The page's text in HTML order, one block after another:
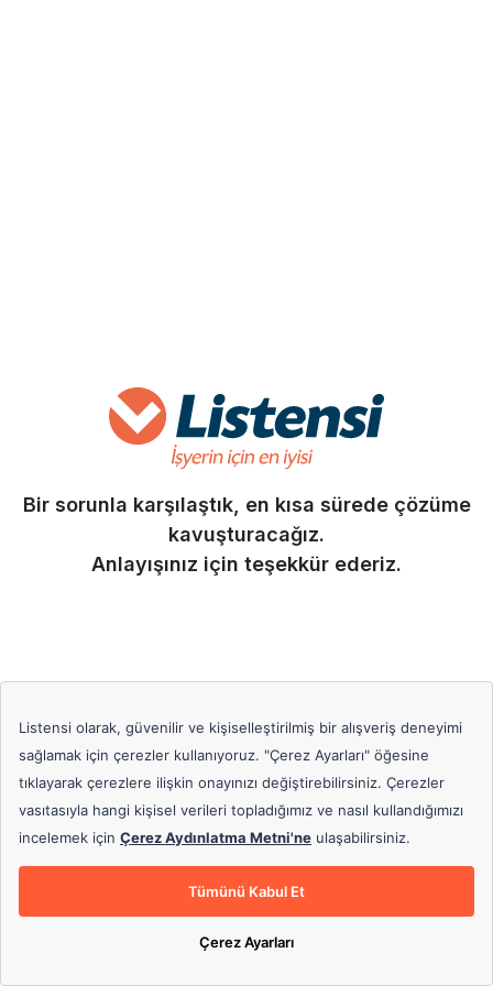
Bir sorunla karşılaştık, en kısa sürede çözüme
kavuşturacağız.
Anlayışınız için teşekkür ederiz.